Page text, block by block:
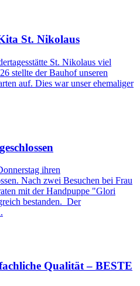
St. Nikolaus
St. Nikolaus viel
stellte der Bauhof unseren
auf. Dies war unser ehemaliger
ihren
Nach zwei Besuchen bei Frau
mit der Handpuppe "Glori
bestanden. Der
Qualität – BESTE